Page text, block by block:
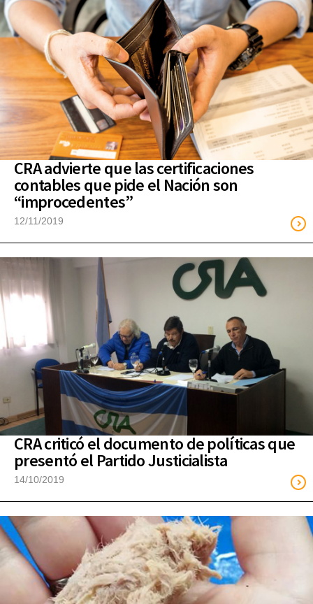
CRA advierte que las certificaciones
contables que pide el Nación son
“improcedentes”
12/11/2019
CRA criticó el documento de políticas que
presentó el Partido Justicialista
14/10/2019